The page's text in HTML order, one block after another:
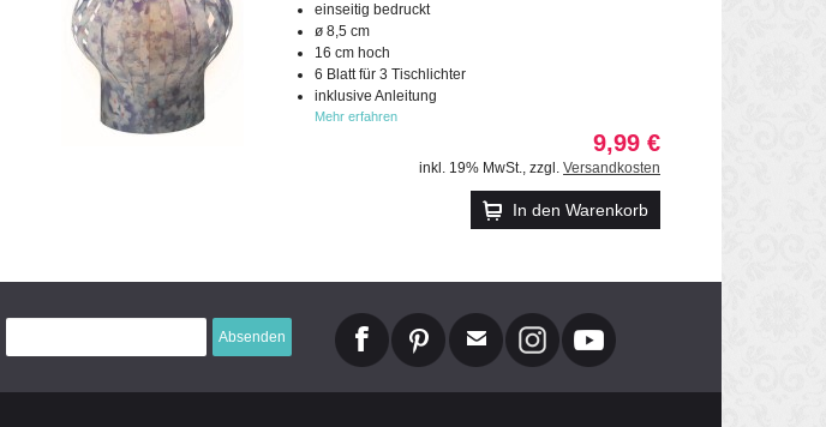
einseitig bedruckt
ø 8,5 cm
16 cm hoch
6 Blatt für 3 Tischlichter
inklusive Anleitung
Mehr erfahren
9,99 €
inkl. 19% MwSt., zzgl. Versandkosten
In den Warenkorb
Absenden